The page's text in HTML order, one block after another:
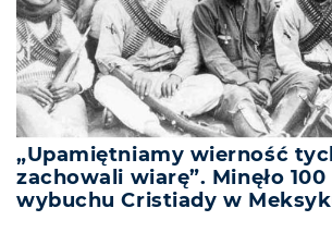
„Upamiętniamy wierność
zachowali wiarę”. Minęło
wybuchu Cristiady w